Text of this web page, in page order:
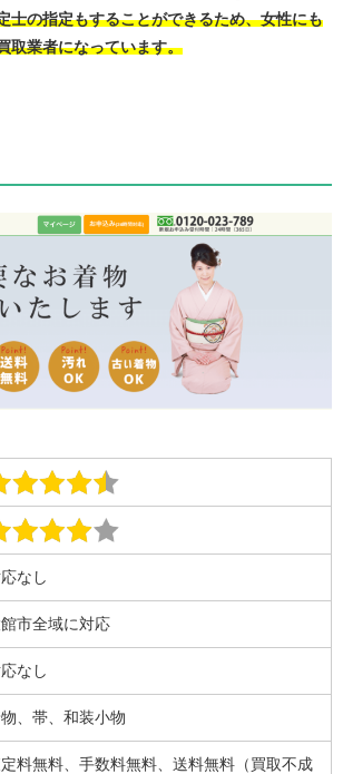
士の指定もすることができるため、女性にも
取業者になっています。
なし
市全域に対応
なし
、帯、和装小物
料無料、手数料無料、送料無料（買取不成